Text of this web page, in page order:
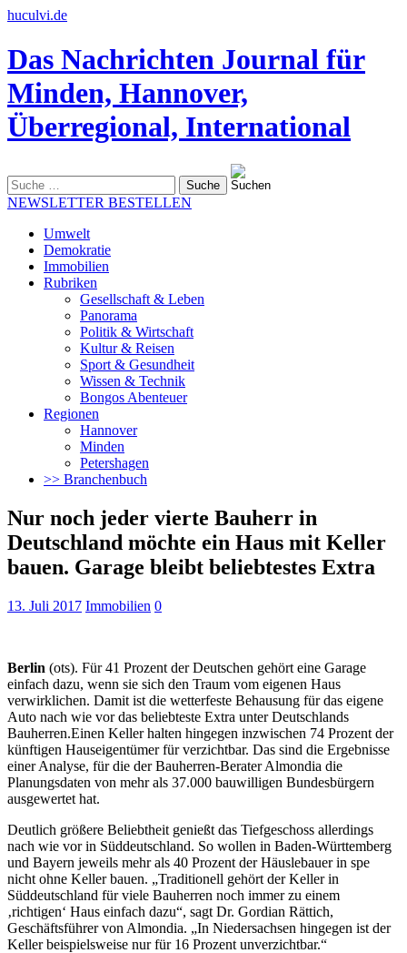
huculvi.de
Das Nachrichten Journal für
Minden, Hannover,
Überregional, International
nach:
NEWSLETTER BESTELLEN
Umwelt
Demokratie
Immobilien
Rubriken
Gesellschaft & Leben
Panorama
Politik & Wirtschaft
Kultur & Reisen
Sport & Gesundheit
Wissen & Technik
Bongos Abenteuer
Regionen
Hannover
Minden
Petershagen
>> Branchenbuch
Nur noch jeder vierte Bauherr in
Deutschland möchte ein Haus mit Keller
bauen. Garage bleibt beliebtestes Extra
13. Juli 2017 Immobilien 0
Berlin (ots). Für 41 Prozent der Deutschen gehört eine Garage
einfach dazu, wenn sie sich den Traum vom eigenen Haus
verwirklichen. Damit ist die wetterfeste Behausung für das eigene
Auto nach wie vor das beliebteste Extra unter Deutschlands
Bauherren.Einen Keller halten hingegen inzwischen 74 Prozent der
künftigen Hauseigentümer für verzichtbar. Das sind die Ergebnisse
einer Analyse, für die der Bauherren-Berater Almondia die
Planungsdaten von mehr als 37.000 bauwilligen Bundesbürgern
ausgewertet hat.
Deutlich größere Beliebtheit genießt das Tiefgeschoss allerdings
nach wie vor in Süddeutschland. So wollen in Baden-Württemberg
und Bayern jeweils mehr als 40 Prozent der Häuslebauer in spe
nicht ohne Keller bauen. „Traditionell gehört der Keller in
Süddeutschland für viele Bauherren noch immer zu einem
‚richtigen‘ Haus einfach dazu“, sagt Dr. Gordian Rättich,
Geschäftsführer von Almondia. „In Niedersachsen hingegen ist der
Keller beispielsweise nur für 16 Prozent unverzichtbar.“